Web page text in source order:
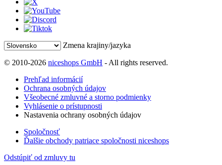
Zmena krajiny/jazyka
© 2010-2026 niceshops GmbH - All rights reserved.
Prehľad informácií
Ochrana osobných údajov
Všeobecné zmluvné a storno podmienky
Vyhlásenie o prístupnosti
Nastavenia ochrany osobných údajov
Spoločnosť
Ďalšie obchody patriace spoločnosti niceshops
Odstúpiť od zmluvy tu